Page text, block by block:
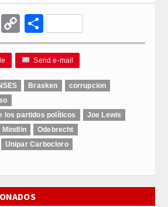
WhatsApp
Copy
Link
Compartir
Send e-mail
Brasken
corrupcion
los partidos políticos
Joe Lewis
Mindlin
Odebrecht
Unipar Carbocloro